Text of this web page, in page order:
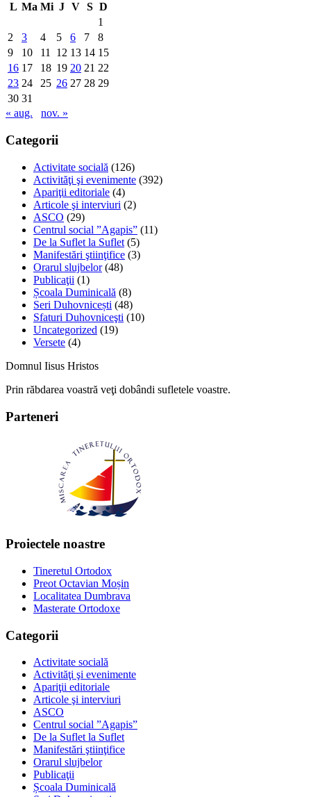
L Ma Mi J V S D
1
2
3 4 5 6 7
8
9
10 11 12 13 14 15
16 17 18 19 20 21 22
23 24 25 26 27 28 29
30 31
« aug.
nov. »
Categorii
Activitate socială (126)
Activităţi şi evenimente (392)
Apariţii editoriale (4)
Articole şi interviuri (2)
ASCO (29)
Centrul social ”Agapis” (11)
De la Suflet la Suflet (5)
Manifestări ştiinţifice (3)
Orarul slujbelor(48)
Publicaţii (1)
Școala Duminicală (8)
Seri Duhovnicești (48)
Sfaturi Duhovniceşti (10)
Uncategorized (19)
Versete (4)
Domnul Iisus Hristos
Prin răbdarea voastră veţi dobândi sufletele voastre.
Parteneri
Proiectele noastre
Tineretul Ortodox
Preot Octavian Moșin
Localitatea Dumbrava
Masterate Ortodoxe
Categorii
Activitate socială
Activităţi şi evenimente
Apariţii editoriale
Articole şi interviuri
ASCO
Centrul social ”Agapis”
De la Suflet la Suflet
Manifestări ştiinţifice
Orarul slujbelor
Publicaţii
Școala Duminicală